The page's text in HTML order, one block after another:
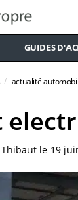
GUIDES
actualité
le 19